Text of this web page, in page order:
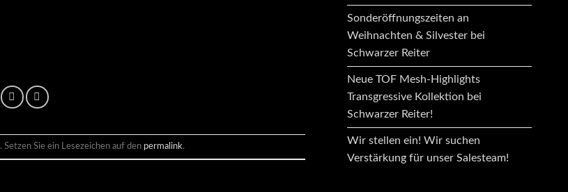
. Setzen Sie ein Lesezeichen auf den permalink.
Sonderöffnungszeiten an
Weihnachten & Silvester bei
Schwarzer Reiter
Neue TOF Mesh-Highlights
Transgressive Kollektion bei
Schwarzer Reiter!
Wir stellen ein! Wir suchen
Verstärkung für unser Salesteam!